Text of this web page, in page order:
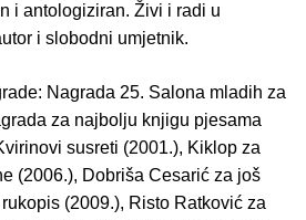
i antologiziran. Živi i radi u
i slobodni umjetnik.
Nagrada 25. Salona mladih za
za najbolju knjigu pjesama
susreti (2001.), Kiklop za
(2006.), Dobriša Cesarić za još
(2009.), Risto Ratković za